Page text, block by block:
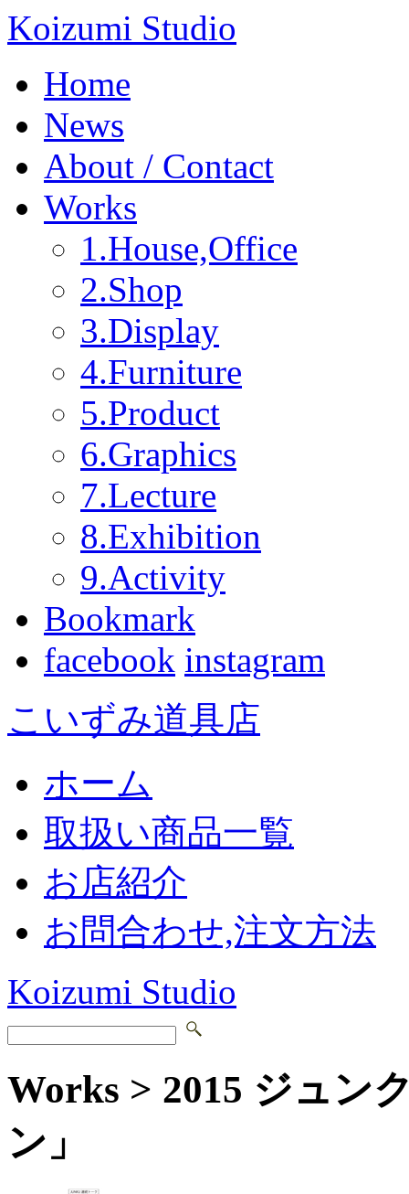
Koizumi Studio
Home
News
About / Contact
Works
1.House,Office
2.Shop
3.Display
4.Furniture
5.Product
6.Graphics
7.Lecture
8.Exhibition
9.Activity
Bookmark
facebook instagram
こいずみ道具店
ホーム
取扱い商品一覧
お店紹介
お問合わせ,注文方法
Koizumi Studio
Works > 2015 ジュン
ン」